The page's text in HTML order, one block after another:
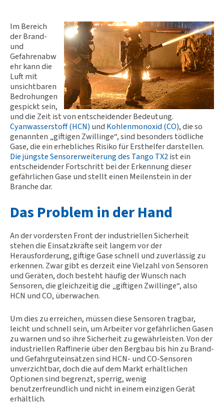
Im Bereich
der Brand-
und
Gefahrenabw
ehr kann die
Luft mit
unsichtbaren
Bedrohungen
gespickt sein,
und die Zeit ist von entscheidender Bedeutung.
Cyanwasserstoff (HCN) und Kohlenmonoxid (CO), die so
genannten „giftigen Zwillinge“, sind besonders tödliche
Gase, die ein erhebliches Risiko für Ersthelfer darstellen.
Die jüngste Sensorerweiterung des Tango TX2ist ein
entscheidender Fortschritt bei der Erkennung dieser
gefährlichen Gase und stellt einen Meilenstein in der
Branche dar.
Das Problem in der Hand
An der vordersten Front der industriellen Sicherheit
stehen die Einsatzkräfte seit langem vor der
Herausforderung, giftige Gase schnell und zuverlässig zu
erkennen. Zwar gibt es derzeit eine Vielzahl von Sensoren
und Geräten, doch besteht häufig der Wunsch nach
Sensoren, die gleichzeitig die „giftigen Zwillinge“, also
HCN und CO, überwachen.
Um dies zu erreichen, müssen diese Sensoren tragbar,
leicht und schnell sein, um Arbeiter vor gefährlichen Gasen
zu warnen und so ihre Sicherheit zu gewährleisten. Von der
industriellen Raffinerie über den Bergbau bis hin zu Brand-
und Gefahrguteinsätzen sind HCN- und CO-Sensoren
unverzichtbar, doch die auf dem Markt erhältlichen
Optionen sind begrenzt, sperrig, wenig
benutzerfreundlich und nicht in einem einzigen Gerät
erhältlich.